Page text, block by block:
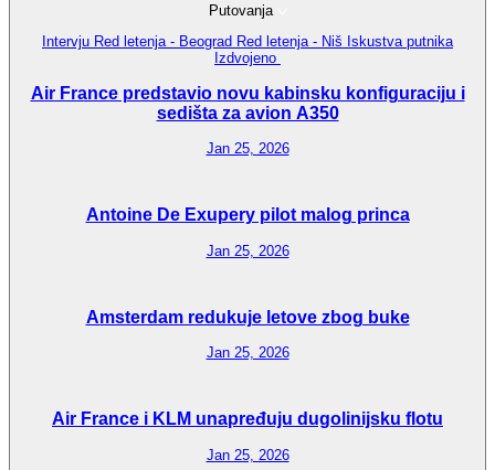
Putovanja
Intervju Red letenja - Beograd Red letenja - Niš Iskustva putnika
Izdvojeno
Air France predstavio novu kabinsku konfiguraciju i
sedišta za avion A350
Jan 25, 2026
Antoine De Exupery pilot malog princa
Jan 25, 2026
Amsterdam redukuje letove zbog buke
Jan 25, 2026
Air France i KLM unapređuju dugolinijsku flotu
Jan 25, 2026